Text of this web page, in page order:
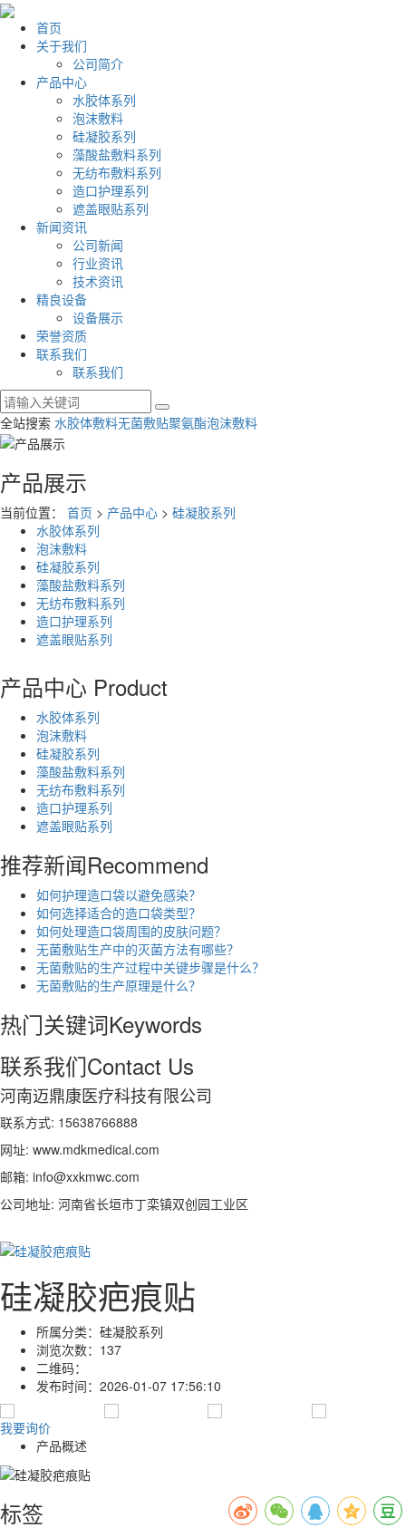
首页
关于我们
公司简介
产品中心
水胶体系列
泡沫敷料
硅凝胶系列
藻酸盐敷料系列
无纺布敷料系列
造口护理系列
遮盖眼贴系列
新闻资讯
公司新闻
行业资讯
技术资讯
精良设备
设备展示
荣誉资质
联系我们
联系我们
全站搜索 水胶体敷料无菌敷贴聚氨酯泡沫敷料
产品展示
当前位置： 首页 > 产品中心 > 硅凝胶系列
水胶体系列
泡沫敷料
硅凝胶系列
藻酸盐敷料系列
无纺布敷料系列
造口护理系列
遮盖眼贴系列
产品中心 Product
水胶体系列
泡沫敷料
硅凝胶系列
藻酸盐敷料系列
无纺布敷料系列
造口护理系列
遮盖眼贴系列
推荐新闻Recommend
如何护理造口袋以避免感染？
如何选择适合的造口袋类型？
如何处理造口袋周围的皮肤问题？
无菌敷贴生产中的灭菌方法有哪些？
无菌敷贴的生产过程中关键步骤是什么？
无菌敷贴的生产原理是什么？
热门关键词Keywords
联系我们Contact Us
河南迈鼎康医疗科技有限公司
联系方式: 15638766888
网址: www.mdkmedical.com
邮箱: info@xxkmwc.com
公司地址: 河南省长垣市丁栾镇双创园工业区
硅凝胶疤痕贴
所属分类： 硅凝胶系列
浏览次数： 137
二维码：
发布时间： 2026-01-07 17:56:10
我要询价
产品概述
标签